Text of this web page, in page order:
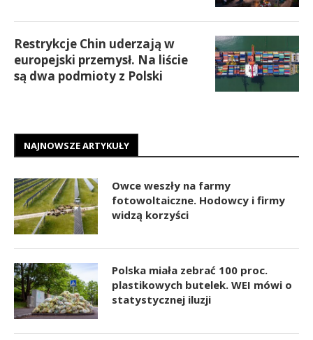
Restrykcje Chin uderzają w
europejski przemysł. Na liście
są dwa podmioty z Polski
NAJNOWSZE ARTYKUŁY
Owce weszły na farmy
fotowoltaiczne. Hodowcy i firmy
widzą korzyści
Polska miała zebrać 100 proc.
plastikowych butelek. WEI mówi o
statystycznej iluzji